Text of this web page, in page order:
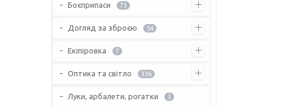
Боєприпаси 73
Догляд за зброєю 54
Екіпіровка 7
Оптика та світло 336
Луки, арбалети, рогатки 3